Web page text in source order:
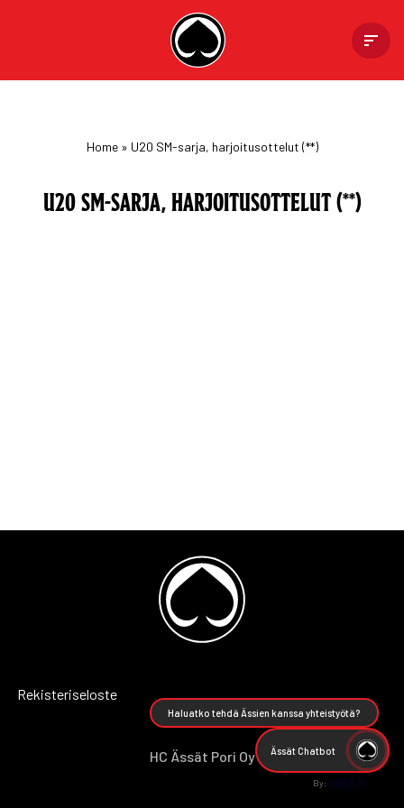
Home» U20 SM-sarja, harjoitusottelut (**)
U20 SM-SARJA, HARJOITUSOTTELUT (**)
Rekisteriseloste
HC Ässät Pori Oy
Haluatko tehdä Ässien kanssa yhteistyötä?
Ässät Chatbot
By: